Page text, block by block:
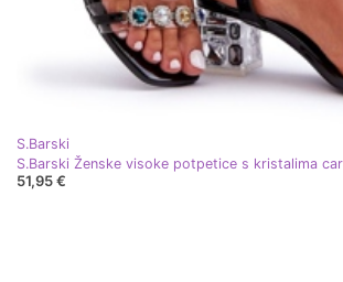
S.Barski
51,95 €